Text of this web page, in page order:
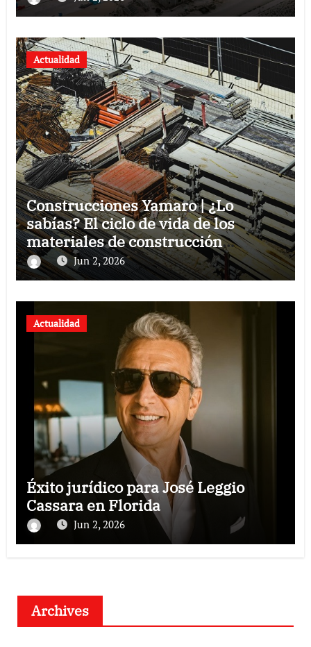
Actualidad
Construcciones Yamaro | ¿Lo
sabías? El ciclo de vida de los
materiales de construcción
revoluciona eficiencia en proyectos
modernos
Jun 2, 2026
Actualidad
Éxito jurídico para José Leggio
Cassara en Florida
Jun 2, 2026
Archives